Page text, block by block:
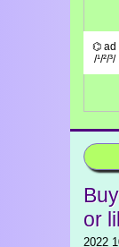
⌬ ad
/¹/²/³/
or
2022